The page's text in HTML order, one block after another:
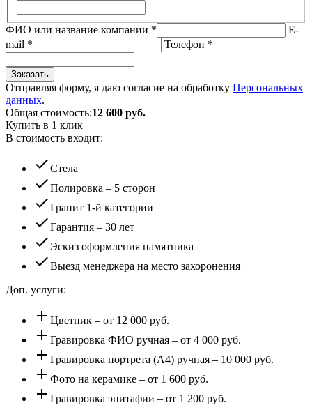
ФИО или название компании *
E-
mail * Телефон *
Заказать
Отправляя форму, я даю согласие на обработку Персональных
данных.
Общая стоимость:12 600 руб.
Купить в 1 клик
В стоимость входит:
checkСтела
checkПолировка – 5 сторон
checkГранит 1-й категории
checkГарантия – 30 лет
checkЭскиз оформления памятника
checkВыезд менеджера на место захоронения
Доп. услуги:
add Цветник – от 12 000 руб.
add Гравировка ФИО ручная – от 4 000 руб.
add Гравировка портрета (А4) ручная – 10 000 руб.
add Фото на керамике – от 1 600 руб.
add Гравировка эпитафии – от 1 200 руб.